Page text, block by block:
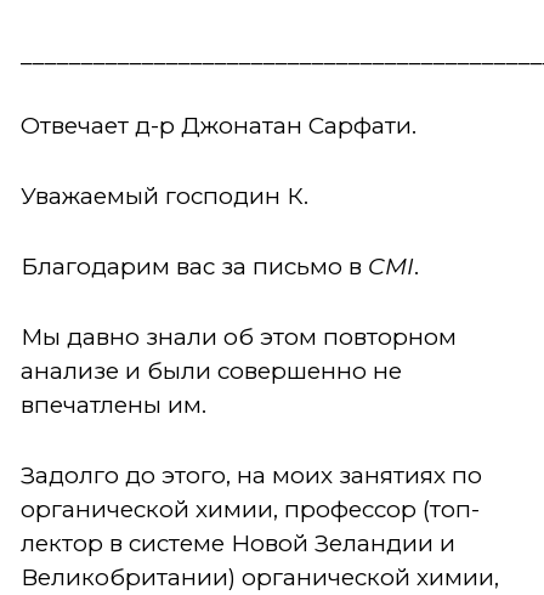
Отвечает д-р Джонатан Сарфати.
Уважаемый господин К.
Благодарим вас за письмо в CMI.
Мы давно знали об этом повторном
анализе и были совершенно не
впечатлены им.
Задолго до этого, на моих занятиях по
органической химии, профессор (топ-
лектор в системе Новой Зеландии и
Великобритании) органической химии,